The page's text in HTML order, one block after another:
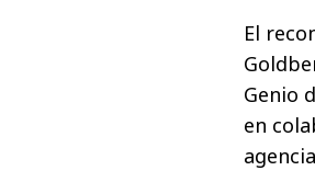
El
Genio
en